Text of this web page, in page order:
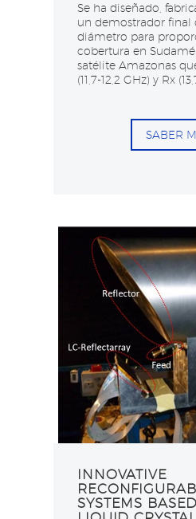
Se ha diseñado,
un demostrador final
diámetro para
cobertura en
satélite Amazonas
(11,7-12,2 GHz) y Rx
SABER
INNOVATIVE
SYSTEMS